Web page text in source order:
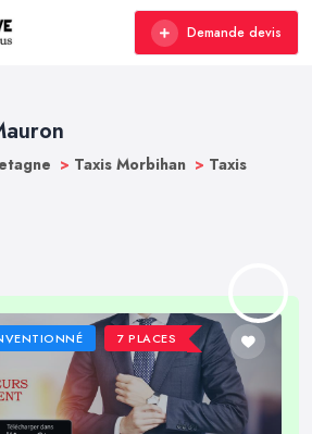
Demande devis
> Taxis Morbihan > Taxis
7 PLACES